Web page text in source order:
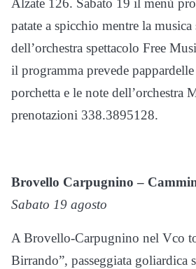
Alzate 126. Sabato 19 il menù
patate a spicchio mentre la musica
dell’orchestra spettacolo Free
il programma prevede
porchetta e le note dell’orchestra
prenotazioni 338.3895128.
Brovello Carpugnino –
Sabato 19 agosto
A Brovello-Carpugnino nel Vco
Birrando”, passeggiata goliardica